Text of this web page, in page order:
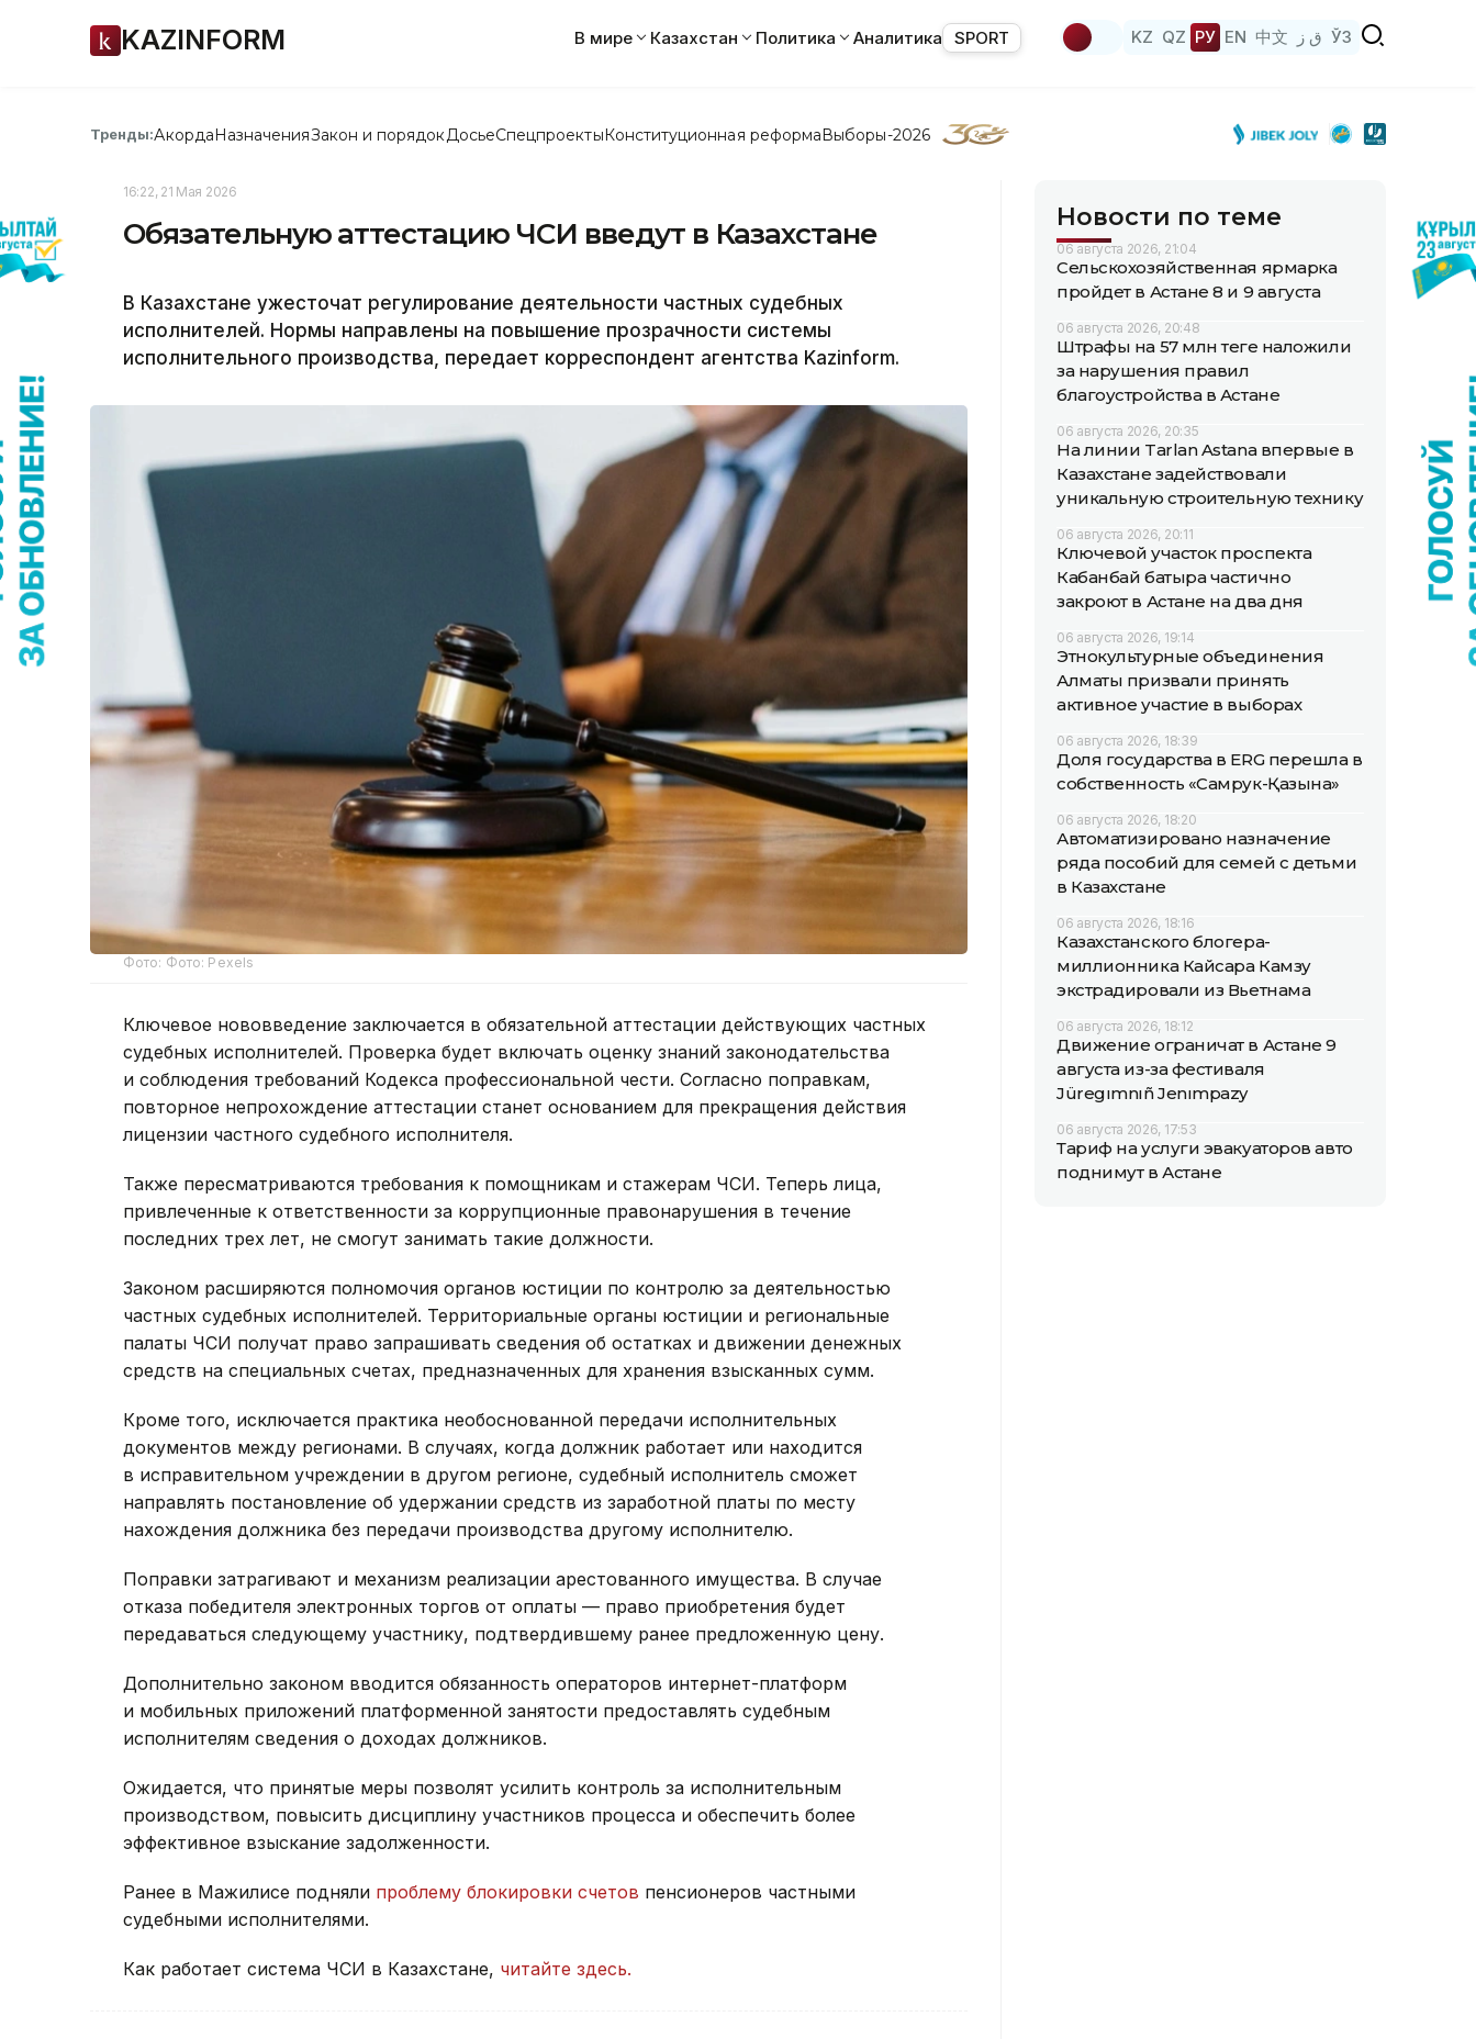
KAZINFORM В мире Казахстан Политика Аналитика SPORT KZ QZ РУ EN 中文 ق ز ЎЗ
Тренды:АкордаНазначенияЗакон и порядок ДосьеСпецпроектыКонституционная реформаВыборы-2026
16:22, 21 Мая 2026
Обязательную аттестацию ЧСИ введут в Казахстане
В Казахстане ужесточат регулирование деятельности частных судебных
исполнителей. Нормы направлены на повышение прозрачности системы
исполнительного производства, передает корреспондент агентства Kazinform.
Фото: Фото: Рexels
Ключевое нововведение заключается в обязательной аттестации действующих частных
судебных исполнителей. Проверка будет включать оценку знаний законодательства
и соблюдения требований Кодекса профессиональной чести. Согласно поправкам,
повторное непрохождение аттестации станет основанием для прекращения действия
лицензии частного судебного исполнителя.
Также пересматриваются требования к помощникам и стажерам ЧСИ. Теперь лица,
привлеченные к ответственности за коррупционные правонарушения в течение
последних трех лет, не смогут занимать такие должности.
Законом расширяются полномочия органов юстиции по контролю за деятельностью
частных судебных исполнителей. Территориальные органы юстиции и региональные
палаты ЧСИ получат право запрашивать сведения об остатках и движении денежных
средств на специальных счетах, предназначенных для хранения взысканных сумм.
Кроме того, исключается практика необоснованной передачи исполнительных
документов между регионами. В случаях, когда должник работает или находится
в исправительном учреждении в другом регионе, судебный исполнитель сможет
направлять постановление об удержании средств из заработной платы по месту
нахождения должника без передачи производства другому исполнителю.
Поправки затрагивают и механизм реализации арестованного имущества. В случае
отказа победителя электронных торгов от оплаты — право приобретения будет
передаваться следующему участнику, подтвердившему ранее предложенную цену.
Дополнительно законом вводится обязанность операторов интернет-платформ
и мобильных приложений платформенной занятости предоставлять судебным
исполнителям сведения о доходах должников.
Ожидается, что принятые меры позволят усилить контроль за исполнительным
производством, повысить дисциплину участников процесса и обеспечить более
эффективное взыскание задолженности.
Ранее в Мажилисе подняли проблему блокировки счетов пенсионеров частными
судебными исполнителями.
Как работает система ЧСИ в Казахстане, читайте здесь.
Новости по теме
06 августа 2026, 21:04
Сельскохозяйственная ярмарка
пройдет в Астане 8 и 9 августа
06 августа 2026, 20:48
Штрафы на 57 млн теңге наложили
за нарушения правил
благоустройства в Астане
06 августа 2026, 20:35
На линии Tarlan Astana впервые в
Казахстане задействовали
уникальную строительную технику
06 августа 2026, 20:11
Ключевой участок проспекта
Кабанбай батыра частично
закроют в Астане на два дня
06 августа 2026, 19:14
Этнокультурные объединения
Алматы призвали принять
активное участие в выборах
06 августа 2026, 18:39
Доля государства в ERG перешла в
собственность «Самрук-Қазына»
06 августа 2026, 18:20
Автоматизировано назначение
ряда пособий для семей с детьми
в Казахстане
06 августа 2026, 18:16
Казахстанского блогера-
миллионника Кайсара Камзу
экстрадировали из Вьетнама
06 августа 2026, 18:12
Движение ограничат в Астане 9
августа из-за фестиваля
Jüregımnıñ Jenımpazy
06 августа 2026, 17:53
Тариф на услуги эвакуаторов авто
поднимут в Астане